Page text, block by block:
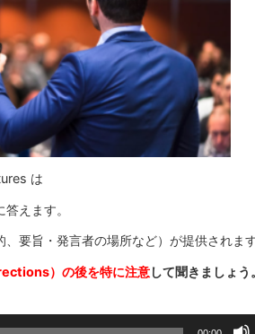
は
えます。
要旨・発言者の場所など）が提供されます
）の後を特に注意して聞きましょう。